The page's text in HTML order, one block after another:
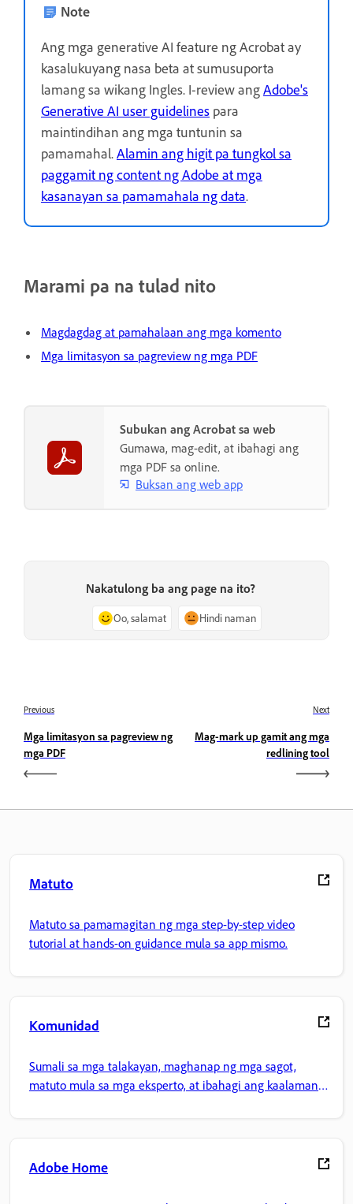
Note
Ang mga generative AI feature ng Acrobat ay
kasalukuyang nasa beta at sumusuporta
lamang sa wikang Ingles. I-review angAdobe's
Generative AI user guidelines para
maintindihan ang mga tuntunin sa
pamamahal.Alamin ang higit pa tungkol sa
paggamit ng content ng Adobe at mga
kasanayan sa pamamahala ng data.
Marami pa na tulad nito
Magdagdag at pamahalaan ang mga komento
Mga limitasyon sa pagreview ng mga PDF
Subukan ang Acrobat sa web
Gumawa, mag-edit, at ibahagi ang
mga PDF sa online.
Buksan ang web app
Nakatulong ba ang page na ito?
Oo, salamat Hindi naman
Previous
Mga limitasyon sa pagreview ng
mga PDF
Next
Mag-mark up gamit ang mga
redlining tool
Matuto
Matuto sa pamamagitan ng mga step-by-step video
tutorial at hands-on guidance mula sa app mismo.
Komunidad
Sumali sa mga talakayan, maghanap ng mga sagot,
matuto mula sa mga eksperto, at ibahagi ang kaalaman
Adobe Home